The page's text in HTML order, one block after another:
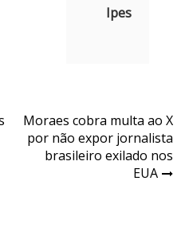
Ipes
Moraes cobra multa ao X
por não expor jornalista
brasileiro exilado nos
EUA